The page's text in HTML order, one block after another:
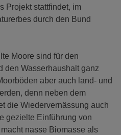
Projekt stattfindet, im
durch den Bund
Moore sind für den
den Wasserhaushalt ganz
aber auch land- und
denn neben dem
die Wiedervernässung auch
gezielte Einführung von
nasse Biomasse als